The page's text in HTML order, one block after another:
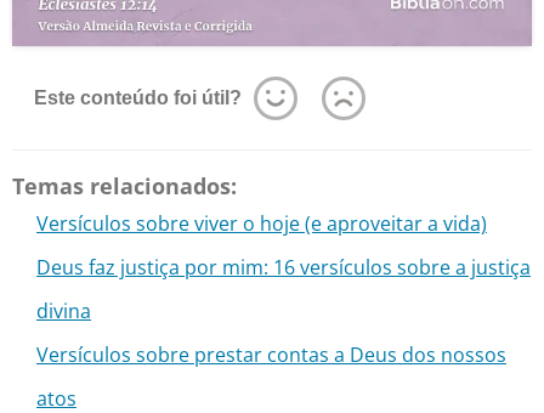
Este conteúdo foi útil?
Temas relacionados:
Versículos sobre viver o hoje (e aproveitar a vida)
Deus faz justiça por mim: 16 versículos sobre a justiça
divina
Versículos sobre prestar contas a Deus dos nossos
atos